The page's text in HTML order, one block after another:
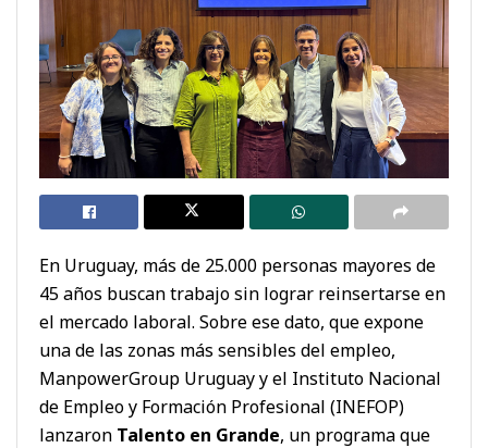
En Uruguay, más de 25.000 personas mayores de
45 años buscan trabajo sin lograr reinsertarse en
el mercado laboral. Sobre ese dato, que expone
una de las zonas más sensibles del empleo,
ManpowerGroup Uruguay y el Instituto Nacional
de Empleo y Formación Profesional (INEFOP)
lanzaron Talento en Grande, un programa que